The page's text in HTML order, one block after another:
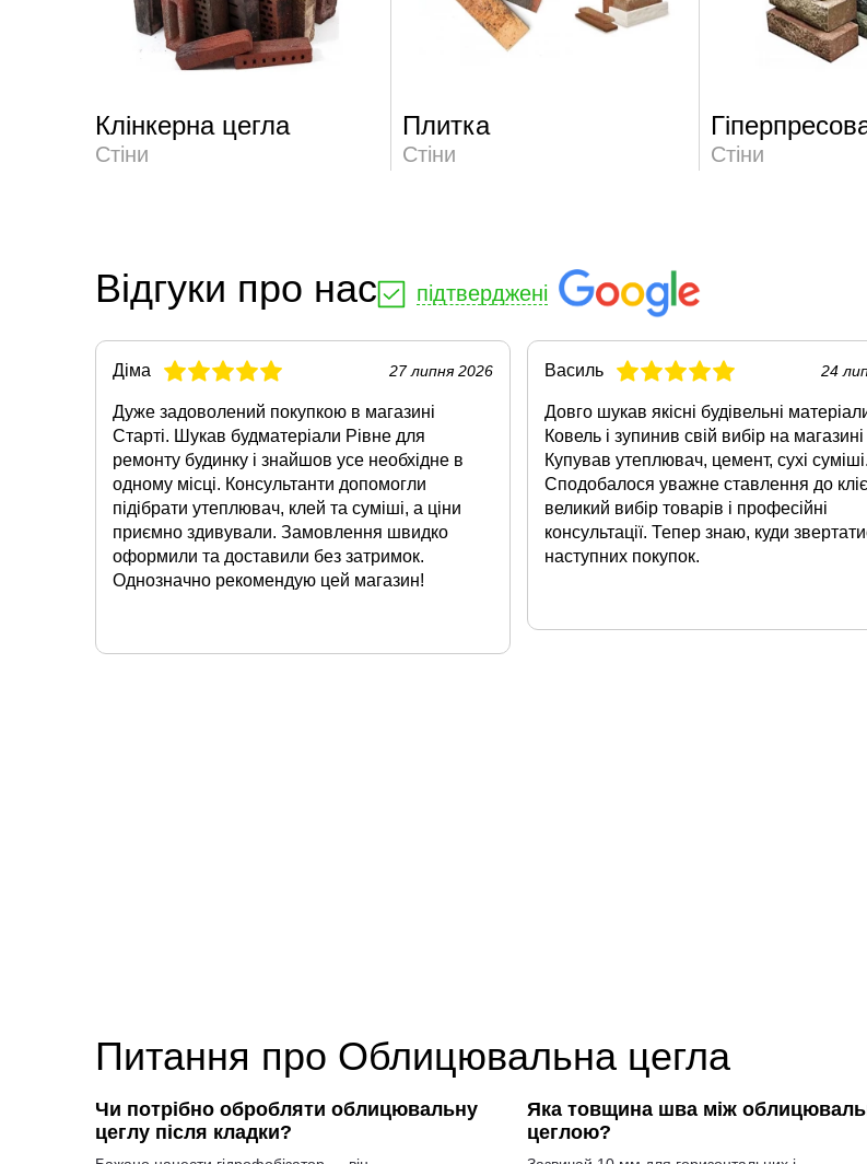
Клінкерна цегла
Стіни
Плитка
Стіни Стіни
Відгуки про нас підтверджені
Діма 27 липня 2026
Дуже задоволений покупкою в магазині
Старті. Шукав будматеріали Рівне для
ремонту будинку і знайшов усе необхідне в
одному місці. Консультанти допомогли
підібрати утеплювач, клей та суміші, а ціни
приємно здивували. Замовлення швидко
оформили та доставили без затримок.
Однозначно рекомендую цей магазин!
Василь 24
Довго шукав якісні будівельні
Ковель і зупинив свій вибір на магазині
Купував утеплювач, цемент, сухі суміші.
Сподобалося уважне ставлення до
великий вибір товарів і професійні
консультації. Тепер знаю, куди
наступних покупок.
Питання про Облицювальна цегла
Чи потрібно обробляти облицювальну
цеглу після кладки?
Яка товщина шва між
цеглою?